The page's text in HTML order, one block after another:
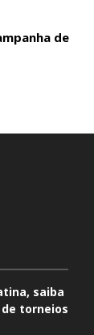
de
saiba
torneios